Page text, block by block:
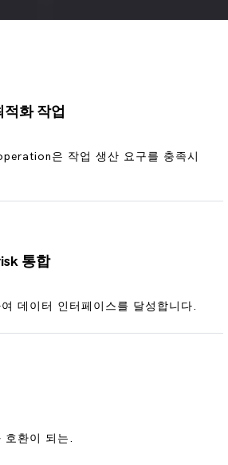
중에 오류의 분류 및 수리를 포함합
통제: 권한의 데이터 보안 및 통제는
매끄러운 연결을 달성하기 위하여 고
설정 및 인터페이스를 통해 제어 및
화 작업
은 작업 생산 요구를 충족시
통합
데이터 인터페이스를 달성합니다.
호환이 되는.